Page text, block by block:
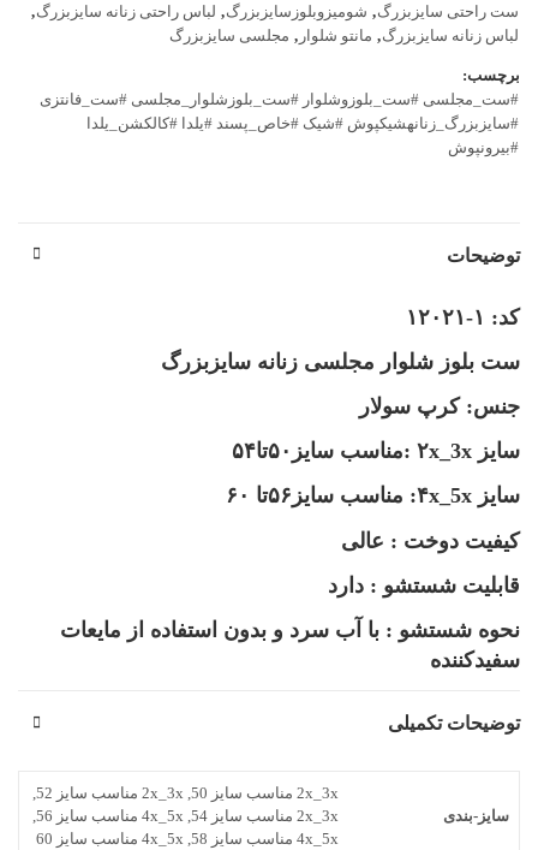
ست راحتی سایزبزرگ, شومیزوبلوزسایزبزرگ, لباس راحتی زنانه سایزبزرگ,
لباس زنانه سایزبزرگ, مانتو شلوار , مجلسی سایزبزرگ
برچسب:
#ست_مجلسی #ست_بلوزوشلوار #ست_بلوزشلوار_مجلسی #ست_فانتزی
#سایزبزرگ_زنانهشیکپوش #شیک #خاص_پسند #یلدا #کالکشن_یلدا
#بیرونپوش
توضیحات
کد: ۱-۱۲۰۲۱
ست بلوز شلوار مجلسی زنانه سایزبزرگ
جنس: کرپ سولار
سایز ۲x_3x :مناسب سایز۵۰تا۵۴
سایز ۴x_5x: مناسب سایز۵۶تا ۶۰
کیفیت دوخت : عالی
قابلیت شستشو : دارد
نحوه شستشو : با آب سرد و بدون استفاده از مایعات
سفیدکننده
توضیحات تکمیلی
سایز-بندی
2x_3x مناسب سایز 50, 2x_3x مناسب سایز 52,
2x_3x مناسب سایز 54, 4x_5x مناسب سایز 56,
4x_5x مناسب سایز 58, 4x_5x مناسب سایز 60